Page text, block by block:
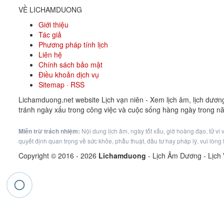
VỀ LICHAMDUONG
Giới thiệu
Tác giả
Phương pháp tính lịch
Liên hệ
Chính sách bảo mật
Điều khoản dịch vụ
Sitemap · RSS
Lichamduong.net website Lịch vạn niên - Xem lịch âm, lịch
tránh ngày xấu trong công việc và cuộc sống hàng ngày trong
Miễn trừ trách nhiệm: Nội dung lịch âm, ngày tốt xấu, giờ hoàng đạo, tử vi
quyết định quan trọng về sức khỏe, phẫu thuật, đầu tư hay pháp lý, vui
Copyright © 2016 - 2026 Lichamduong - Lịch Âm Dương - Lịch